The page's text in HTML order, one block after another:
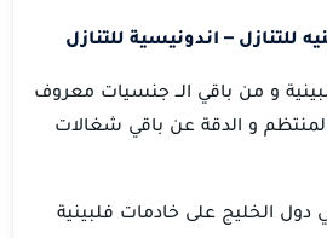
للتنازل – اندونيسية للتنازل
و من باقي الــ جنسيات معروف
المنتظم و الدقة عن باقي شغالات
دول الخليج على خادمات فلبينية